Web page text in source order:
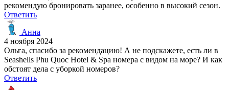
рекомендую бронировать заранее, особенно в высокий сезон.
Ответить
Анна
4 ноября 2024
Ольга, спасибо за рекомендацию! А не подскажете, есть ли в
Seashells Phu Quoc Hotel & Spa номера с видом на море? И как
обстоят дела с уборкой номеров?
Ответить